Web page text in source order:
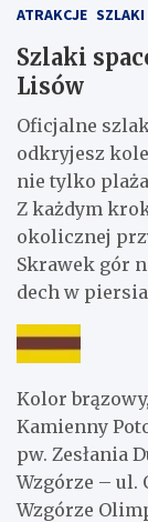
ATRAKCJE SZLAKI
Szlaki
Lisów
Oficjalne
odkryjesz
nie tylko
Z każdym
okolicznej
Skrawek gór
dech w
Kolor brązowy,
Kamienny
pw. Zesłania
Wzgórze – ul.
Wzgórze